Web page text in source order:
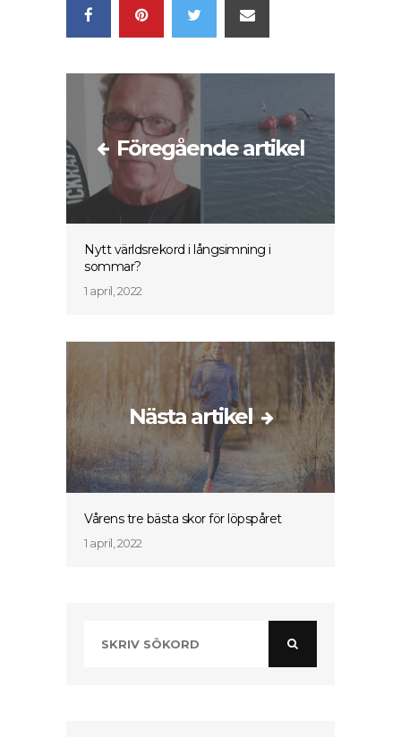
Föregående artikel
Nytt världsrekord i långsimning i
sommar?
1 april, 2022
Nästa artikel
Vårens tre bästa skor för löpspåret
1 april, 2022